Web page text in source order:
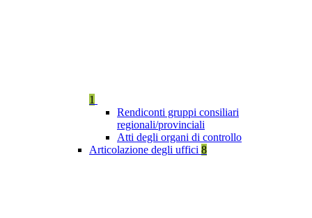
1
Rendiconti gruppi consiliari
regionali/provinciali
Atti degli organi di controllo
Articolazione degli uffici 8